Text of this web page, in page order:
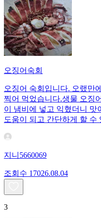
오징어숙회
오징어 숙회입니다. 오랬만
찍어 먹었습니다.생물 오징
이 냄비에 넣고 익혔더니 맛
도움이 되고 간단하게 할 수
지니5660069
조회수 17026.08.04
3